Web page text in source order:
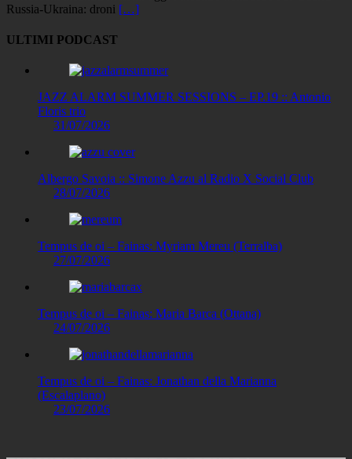
Russia-Ukraina: droni […]
ULTIMI PODCAST
JAZZ ALARM SUMMER SESSIONS – EP.19 :: Antonio
Floris trio
31/07/2026
Albergo Savoia :: Simone Azzu al Radio X Social Club
28/07/2026
Tempus de oi – Fainas: Myriam Mereu (Terralba)
27/07/2026
Tempus de oi – Fainas: Maria Barca (Ottana)
24/07/2026
Tempus de oi – Fainas: Jonathan della Marianna
(Escalaplano)
23/07/2026